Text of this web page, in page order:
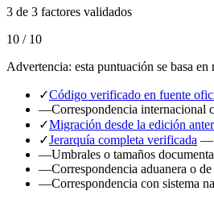
3 de 3 factores validados
10 / 10
Advertencia: esta puntuación se basa en
✓Código verificado en fuente
—Correspondencia internacional
✓Migración desde la edición
✓Jerarquía completa verificada —
—Umbrales o tamaños
—Correspondencia aduanera o
—Correspondencia con sistema